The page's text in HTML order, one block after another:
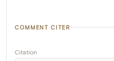
COMMENT CITER
Citation